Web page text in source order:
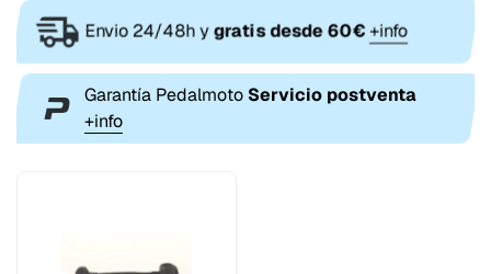
Envio 24/48h ygratis desde 60€+info
Garantía Pedalmoto Servicio postventa
+info